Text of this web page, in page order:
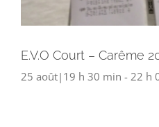
E.V.O Court – Carême
25 août|19 h 30 min - 22 h